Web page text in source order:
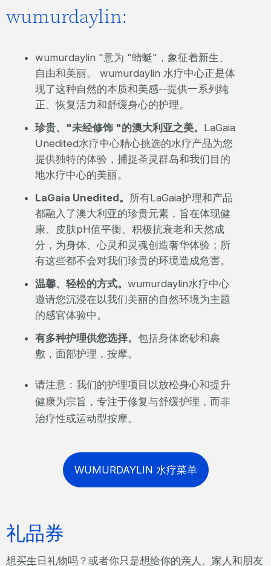
wumurdaylin:
wumurdaylin "意为 "蜻蜓"，象征着新生、
自由和美丽。 wumurdaylin 水疗中心正是体
现了这种自然的本质和美感--提供一系列纯
正、恢复活力和舒缓身心的护理。
珍贵、"未经修饰 "的澳大利亚之美。 LaGaia
Unedited水疗中心精心挑选的水疗产品为您
提供独特的体验，捕捉圣灵群岛和我们目的
地水疗中心的美丽。
LaGaia Unedited。 所有LaGaia护理和产品
都融入了澳大利亚的珍贵元素，旨在体现健
康、皮肤pH值平衡、积极抗衰老和天然成
分，为身体、心灵和灵魂创造奢华体验；所
有这些都不会对我们珍贵的环境造成危害。
温馨、轻松的方式。 wumurdaylin水疗中心
邀请您沉浸在以我们美丽的自然环境为主题
的感官体验中。
有多种护理供您选择。 包括身体磨砂和裹
敷，面部护理，按摩。
请注意：我们的护理项目以放松身心和提升
健康为宗旨，专注于修复与舒缓护理，而非
治疗性或运动型按摩。
WUMURDAYLIN 水疗菜单
礼品券
想买生日礼物吗？或者你只是想给你的亲人、家人和朋友